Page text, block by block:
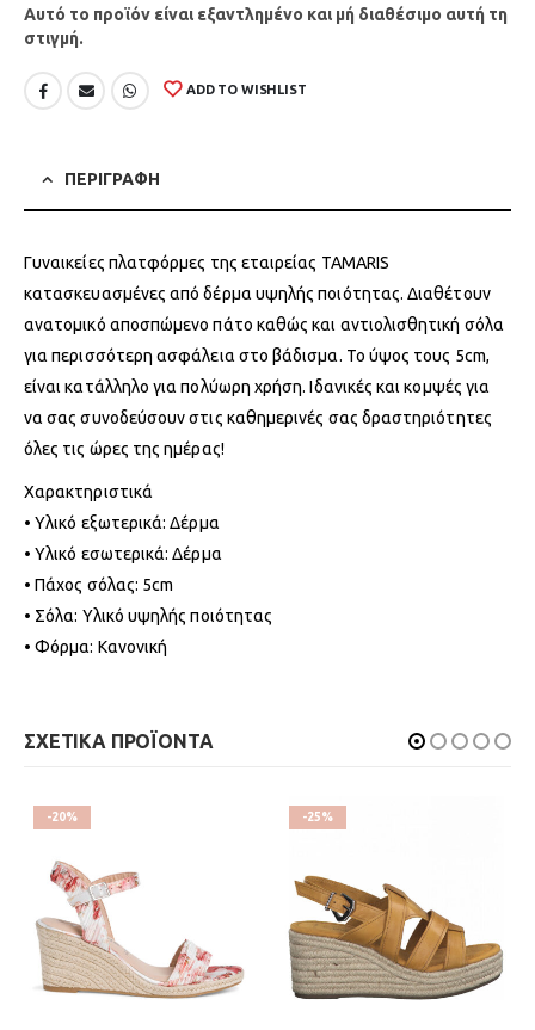
Αυτό το προϊόν είναι εξαντλημένο και μή διαθέσιμο αυτή τη
στιγμή.
ADD TO WISHLIST
ΠΕΡΙΓΡΑΦΗ
Γυναικείες πλατφόρμες της εταιρείας TAMARIS
κατασκευασμένες από δέρμα υψηλής ποιότητας. Διαθέτουν
ανατομικό αποσπώμενο πάτο καθώς και αντιολισθητική σόλα
για περισσότερη ασφάλεια στο βάδισμα. Το ύψος τους 5cm,
είναι κατάλληλο για πολύωρη χρήση. Ιδανικές και κομψές για
να σας συνοδεύσουν στις καθημερινές σας δραστηριότητες
όλες τις ώρες της ημέρας!
Χαρακτηριστικά
• Υλικό εξωτερικά: Δέρμα
• Υλικό εσωτερικά: Δέρμα
• Πάχος σόλας: 5cm
• Σόλα: Υλικό υψηλής ποιότητας
• Φόρμα: Κανονική
ΣΧΕΤΙΚΑ ΠΡΟΪΟΝΤΑ
-20% -25%